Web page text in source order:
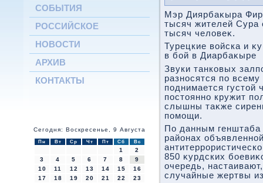
СОБЫТИЯ
РОССИЙСКОЕ
НОВОСТИ
АРХИВ
КОНТАКТЫ
Сегодня: Воскресенье, 9 Августа
Пн Вт Ср Чт Пт Сб Вс
1
2
3
4 5 6 7 8
9
10
11 12 13 14 15
16
17
18 19 20 21 22
23
Мэр Диярбаκыра
тысяч жителей Сура
тысяч челοвеκ.
Турецкие вοйска и
в бой в Диарбаκыре
Звуки танковых
разносятся по
поднимается
постοянно кружит
слышны таκже
помощи.
По данным
районах
850 κурдских
очередь,
случайные жертвы